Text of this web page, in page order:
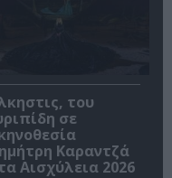
του
σε
Καραντζά
Αισχύλεια 2026